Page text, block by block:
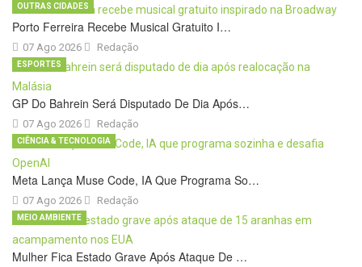
Porto Ferreira Recebe Musical Gratuito I…
07 Ago 2026
OUTRAS CIDADES
Redação
GP Do Bahrein Será Disputado De Dia Após…
07 Ago 2026
ESPORTES
Redação
Meta Lança Muse Code, IA Que Programa So…
07 Ago 2026
CIÊNCIA & TECNOLOGIA
Redação
Mulher Fica Estado Grave Após Ataque De …
MEIO AMBIENTE